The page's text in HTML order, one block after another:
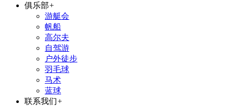
俱乐部+
游艇会
帆船
高尔夫
自驾游
户外徒步
羽毛球
马术
蓝球
联系我们+